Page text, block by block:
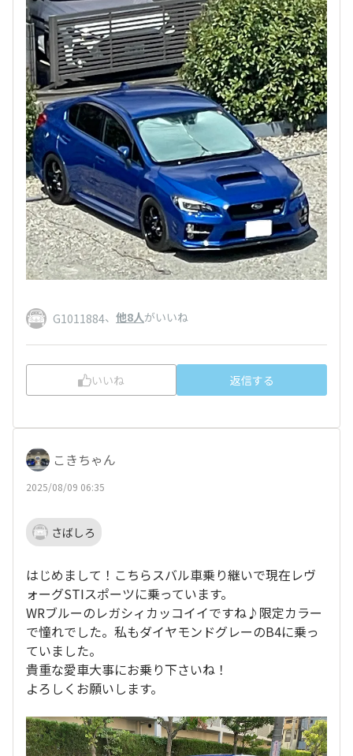
G1011884、 他8人がいいね
いいね 返信する
こきちゃん
2025/08/09 06:35
さばしろ
はじめまして！こちらスバル車乗り継いで現在レヴ
ォーグSTIスポーツに乗っています。
WRブルーのレガシィカッコイイですね♪限定カラー
で憧れでした。私もダイヤモンドグレーのB4に乗っ
ていました。
貴重な愛車大事にお乗り下さいね！
よろしくお願いします。